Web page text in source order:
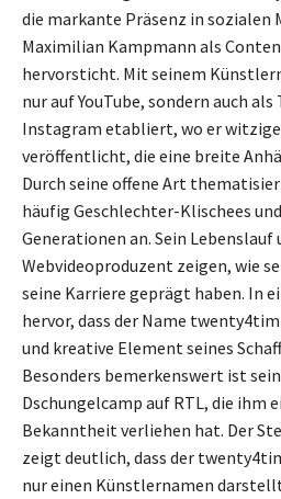
die markante Präsenz in sozialen
Maximilian Kampmann als
hervorsticht. Mit seinem
nur auf YouTube, sondern auch
Instagram etabliert, wo er witzige
veröffentlicht, die eine breite
Durch seine offene Art
häufig Geschlechter-Klischees
Generationen an. Sein Lebenslauf
Webvideoproduzent zeigen, wie
seine Karriere geprägt haben. In
hervor, dass der Name
und kreative Element seines
Besonders bemerkenswert ist
Dschungelcamp auf RTL, die ihm
Bekanntheit verliehen hat. Der
zeigt deutlich, dass der
nur einen Künstlernamen